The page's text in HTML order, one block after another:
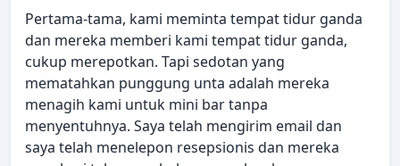
Pertama-tama, kami meminta tempat tidur ganda
dan mereka memberi kami tempat tidur ganda,
cukup merepotkan. Tapi sedotan yang
mematahkan punggung unta adalah mereka
menagih kami untuk mini bar tanpa
menyentuhnya. Saya telah mengirim email dan
saya telah menelepon resepsionis dan mereka